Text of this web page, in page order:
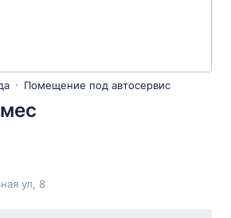
Помещение под автосервис
ул, 8